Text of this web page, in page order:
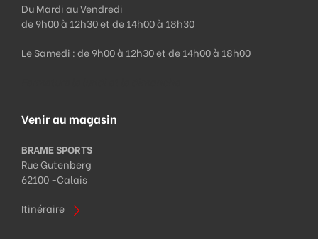
Du Mardi au Vendredi
de 9h00 à 12h30 et de 14h00 à 18h30
Le Samedi : de 9h00 à 12h30 et de 14h00 à 18h00
Venir au magasin
BRAME SPORTS
Rue Gutenberg
62100 -Calais
Itinéraire